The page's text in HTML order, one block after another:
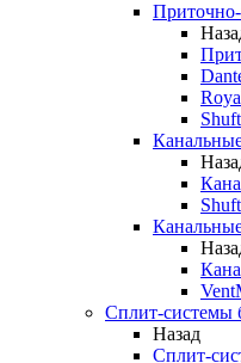
Shuft
Shuft
Сплит-системы
Назад
Сплит-